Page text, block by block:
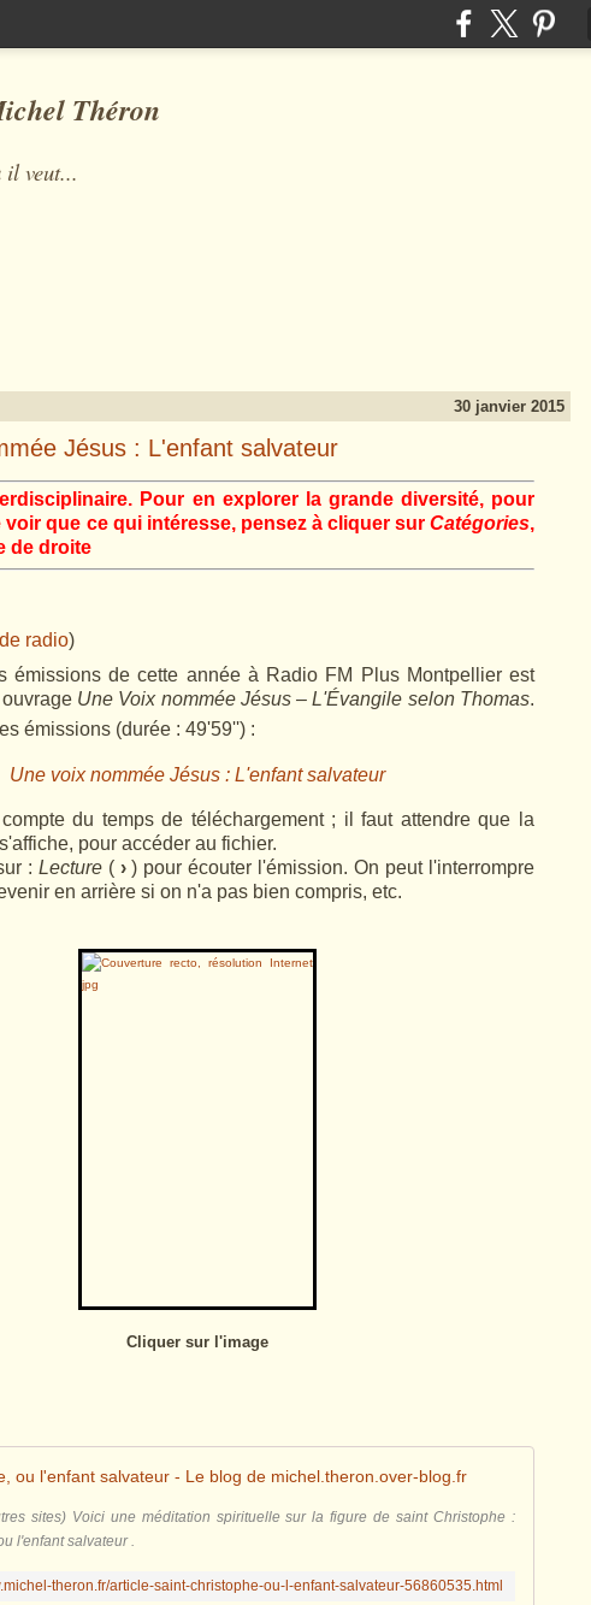
Théron
il veut...
30 janvier 2015
Jésus : L'enfant salvateur
Pour en explorer la grande diversité, pour
voir que ce qui intéresse, pensez à cliquer sur Catégories,
de droite
radio)
émissions de cette année à Radio FM Plus Montpellier est
Une Voix nommée Jésus – L'Évangile selon Thomas.
émissions (durée : 49'59'') :
Une voix nommée Jésus : L'enfant salvateur
du temps de téléchargement ; il faut attendre que la
pour accéder au fichier.
: Lecture( ›) pour écouter l'émission. On peut l'interrompre
en arrière si on n'a pas bien compris, etc.
Cliquer sur l'image
ou l'enfant salvateur - Le blog de michel.theron.over-blog.fr
sites) Voici une méditation spirituelle sur la figure de saint Christophe :
l'enfant salvateur .
theron.fr/article-saint-christophe-ou-l-enfant-salvateur-56860535.html